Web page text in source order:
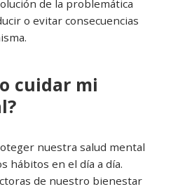
de la problemática
o evitar consecuencias
cuidar mi
nuestra salud mental
hábitos en el día a día.
de nuestro bienestar